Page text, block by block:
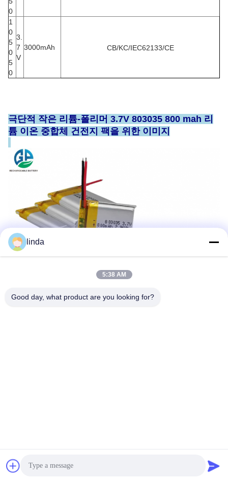
0
1
0
5
0
5
0
3.
7
V
3000mAh CB/KC/IEC62133/CE
극단적 작은 리튬-폴리머 3.7V 803035 800 mah 리
튬 이온 중합체 건전지 팩을 위한 이미지
이는 야기시킬 수 있고 과다방출합니다 팽창, 파열 또는 화
재로 이어지면서, 먼저 지치는 배터리의.
linda
5:38 AM
Good day, what product are you looking for?